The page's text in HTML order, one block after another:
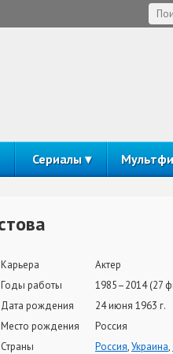
Сериалы
Карьера
Актер
Годы работы
1985–2014 (27
Дата рождения
24 июня 1963 г.
Место рождения
Россия
Страны
Россия,Украина,